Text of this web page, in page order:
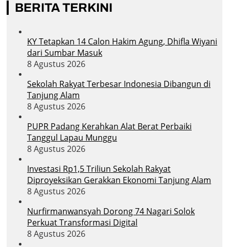
BERITA TERKINI
KY Tetapkan 14 Calon Hakim Agung, Dhifla Wiyani
dari Sumbar Masuk
8 Agustus 2026
Sekolah Rakyat Terbesar Indonesia Dibangun di
Tanjung Alam
8 Agustus 2026
PUPR Padang Kerahkan Alat Berat Perbaiki
Tanggul Lapau Munggu
8 Agustus 2026
Investasi Rp1,5 Triliun Sekolah Rakyat
Diproyeksikan Gerakkan Ekonomi Tanjung Alam
8 Agustus 2026
Nurfirmanwansyah Dorong 74 Nagari Solok
Perkuat Transformasi Digital
8 Agustus 2026